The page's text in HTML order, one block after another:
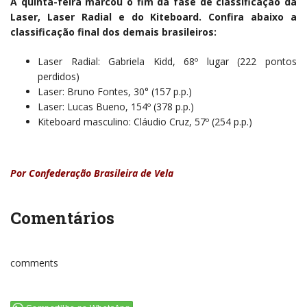
Laser, Laser Radial e do Kiteboard. Confira abaixo a
classificação final dos demais brasileiros:
Laser Radial: Gabriela Kidd, 68º lugar (222 pontos
perdidos)
Laser: Bruno Fontes, 30° (157 p.p.)
Laser: Lucas Bueno, 154º (378 p.p.)
Kiteboard masculino: Cláudio Cruz, 57º (254 p.p.)
Por Confederação Brasileira de Vela
Comentários
comments